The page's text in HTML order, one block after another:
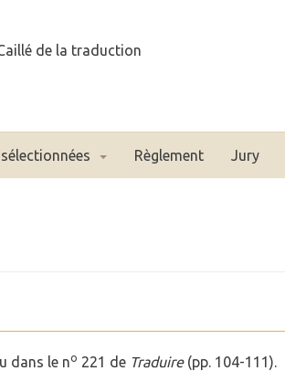
de la traduction
Règlement Jury
dans le no 221 de Traduire(pp. 104-111).